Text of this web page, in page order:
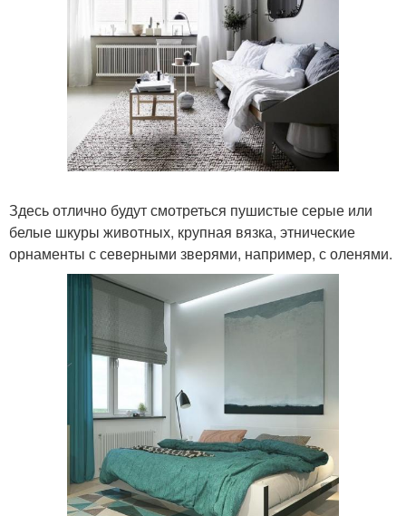
Здесь отлично будут смотреться пушистые серые или
белые шкуры животных, крупная вязка, этнические
орнаменты с северными зверями, например, с оленями.